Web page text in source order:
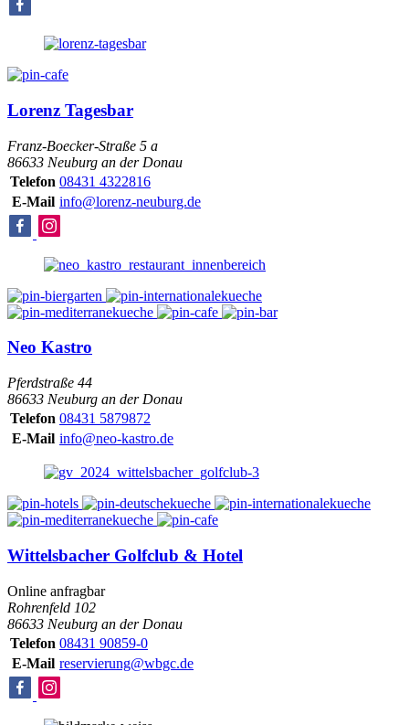
Lorenz Tagesbar
Franz-Boecker-Straße 5 a
86633 Neuburg an der Donau
Telefon 08431 4322816
E-Mail info@lorenz-neuburg.de
Neo Kastro
Pferdstraße 44
86633 Neuburg an der Donau
Telefon 08431 5879872
E-Mail info@neo-kastro.de
Wittelsbacher Golfclub & Hotel
Online anfragbar
Rohrenfeld 102
86633 Neuburg an der Donau
Telefon 08431 90859-0
E-Mail reservierung@wbgc.de